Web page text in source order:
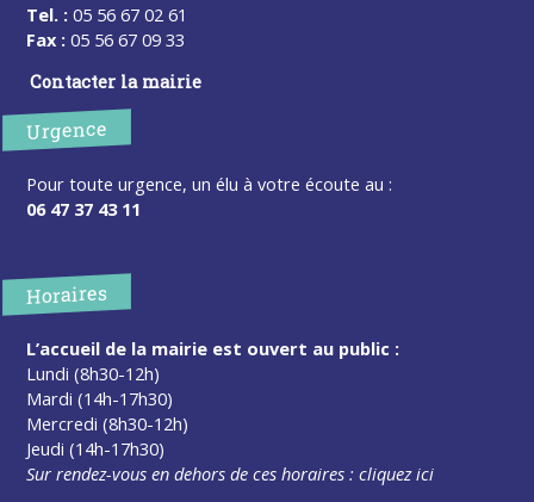
Tel. : 05 56 67 02 61
Fax : 05 56 67 09 33
Contacter la mairie
Urgence
Pour toute urgence, un élu à votre écoute au :
06 47 37 43 11
Horaires
L’accueil de la mairie est ouvert au public :
Lundi (8h30-12h)
Mardi (14h-17h30)
Mercredi (8h30-12h)
Jeudi (14h-17h30)
Sur rendez-vous en dehors de ces horaires :cliquez ici